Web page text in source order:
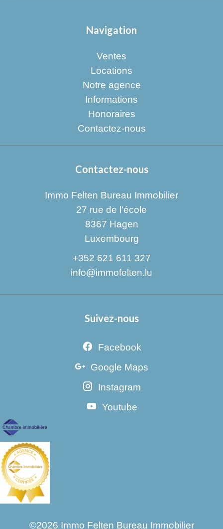
Navigation
Ventes
Locations
Notre agence
Informations
Honoraires
Contactez-nous
Contactez-nous
Immo Felten Bureau Immobilier
27 rue de l'école
8367 Hagen
Luxembourg
+352 621 611 327
info@immofelten.lu
Suivez-nous
Facebook
Google Maps
Instagram
Youtube
©2026 Immo Felten Bureau Immobilier